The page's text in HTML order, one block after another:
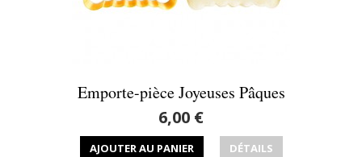
Emporte-pièce Joyeuses Pâques
6,00 €
AJOUTER AU PANIER DÉTAILS